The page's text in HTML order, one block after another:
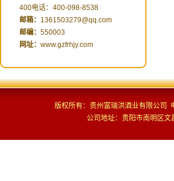
400电话：400-098-8538
邮箱： 1361503279@qq.com
邮编： 550003
网址： www.gzfrhjy.com
版权所有：贵州富瑞洪酒业有限公
公司地址：贵阳市南明区